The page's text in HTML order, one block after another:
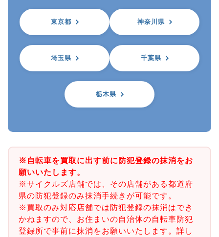
東京都 神奈川県
埼玉県 千葉県
栃木県
※自転車を買取に出す前に防犯登録の抹消をお
願いいたします。
※サイクルズ店舗では、その店舗がある都道府
県の防犯登録のみ抹消手続きが可能です。
※買取のみ対応店舗では防犯登録の抹消はでき
かねますので、お住まいの自治体の自転車防犯
登録所で事前に抹消をお願いいたします。詳し